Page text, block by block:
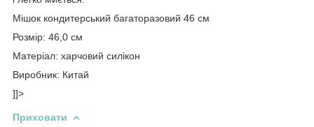
Мішок кондитерський багаторазовий 46 см
Розмір: 46,0 см
Матеріал: харчовий силікон
Виробник: Китай
]]>
Приховати